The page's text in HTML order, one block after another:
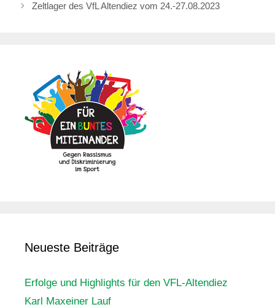
Zeltlager des VfL Altendiez vom 24.-27.08.2023
Neueste Beiträge
Erfolge und Highlights für den VFL-Altendiez
Karl Maxeiner Lauf